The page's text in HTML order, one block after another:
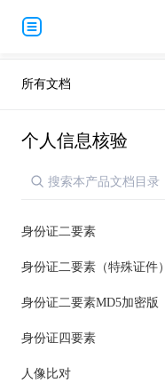
所有文档
个人信息核验
身份证二要素
身份证二要素（特殊证件）
身份证二要素MD5加密版
身份证四要素
人像比对